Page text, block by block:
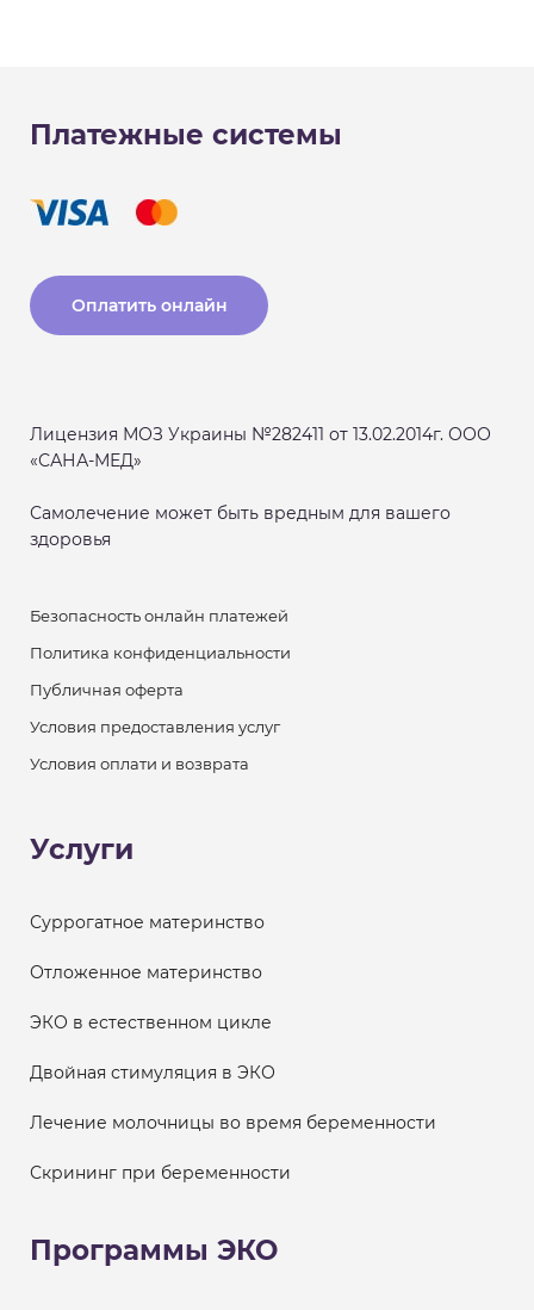
Платежные системы
Оплатить онлайн
Лицензия МОЗ Украины №282411 от 13.02.2014г. ООО
«САНА-МЕД»
Самолечение может быть вредным для вашего
здоровья
Безопасность онлайн платежей
Политика конфиденциальности
Публичная оферта
Условия предоставления услуг
Условия оплати и возврата
Услуги
Суррогатное материнство
Отложенное материнство
ЭКО в естественном цикле
Двойная стимуляция в ЭКО
Лечение молочницы во время беременности
Скрининг при беременности
Программы ЭКО